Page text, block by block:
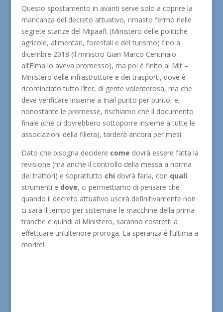
Questo spostamento in avanti serve solo a coprire la
mancanza del decreto attuativo, rimasto fermo nelle
segrete stanze del Mipaaft (Ministero delle politiche
agricole, alimentari, forestali e del turismo) fino a
dicembre 2018 (il ministro Gian Marco Centinaio
all’Eima lo aveva promesso), ma poi è finito al Mit –
Ministero delle infrastrutture e dei trasporti, dove è
ricominciato tutto l’iter, di gente volenterosa, ma che
deve verificare insieme a Inail punto per punto, e,
nonostante le promesse, rischiamo che il documento
finale (che ci dovrebbero sottoporre insieme a tutte le
associazioni della filiera), tarderà ancora per mesi.
Dato che bisogna decidere come dovrà essere fatta la
revisione (ma anche il controllo della messa a norma
dei trattori) e soprattutto chi dovrà farla, con quali
strumenti e dove, ci permettiamo di pensare che
quando il decreto attuativo uscirà definitivamente non
ci sarà il tempo per sistemare le macchine della prima
tranche e quindi al Ministero, saranno costretti a
effettuare un’ulteriore proroga. La speranza è l’ultima a
morire!